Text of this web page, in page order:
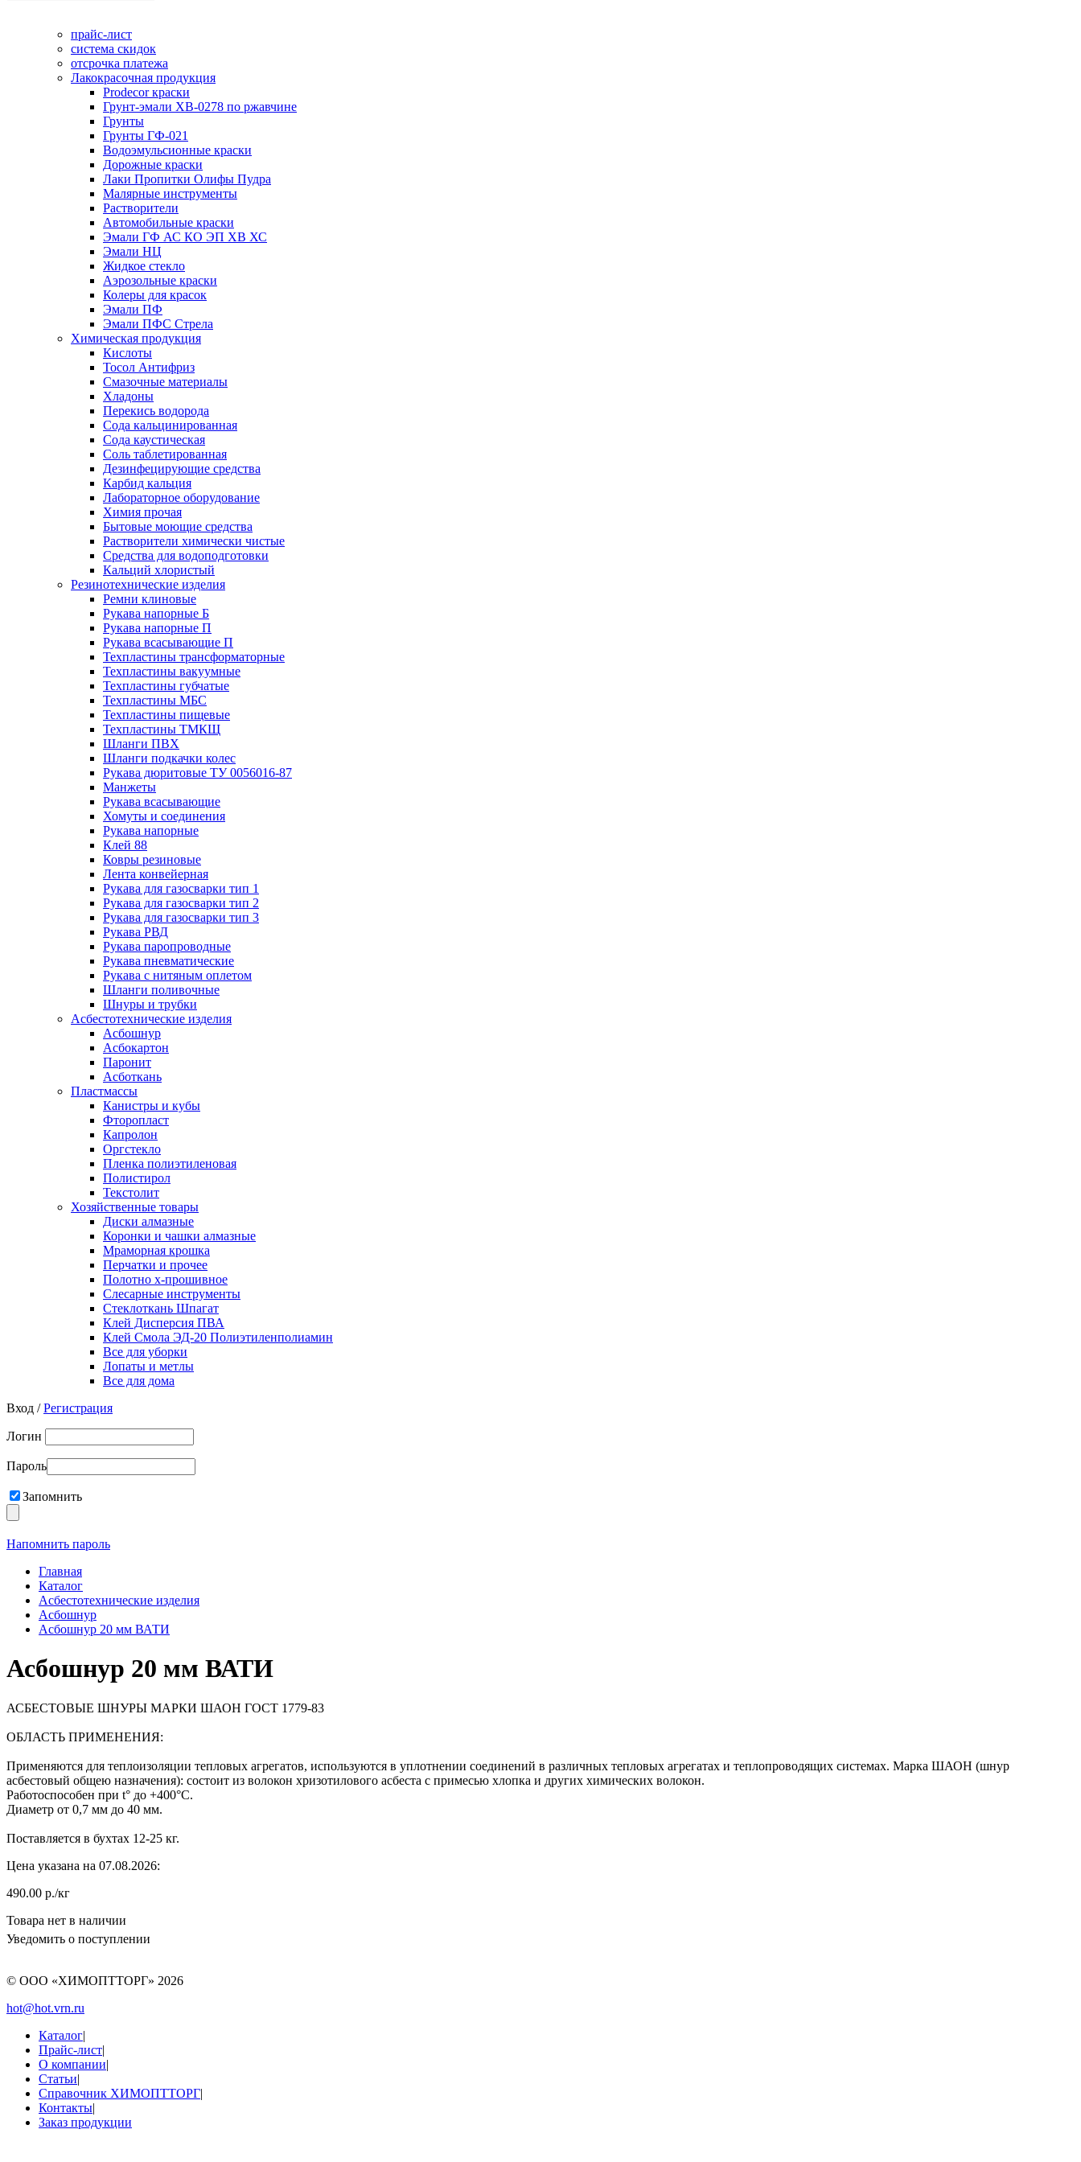
прайс-лист
система скидок
отсрочка платежа
Лакокрасочная продукция
Prodecor краски
Грунт-эмали ХВ-0278 по ржавчине
Грунты
Грунты ГФ-021
Водоэмульсионные краски
Дорожные краски
Лаки Пропитки Олифы Пудра
Малярные инструменты
Растворители
Автомобильные краски
Эмали ГФ АС КО ЭП ХВ ХС
Эмали НЦ
Жидкое стекло
Аэрозольные краски
Колеры для красок
Эмали ПФ
Эмали ПФС Стрела
Химическая продукция
Кислоты
Тосол Антифриз
Смазочные материалы
Хладоны
Перекись водорода
Сода кальцинированная
Сода каустическая
Соль таблетированная
Дезинфецирующие средства
Карбид кальция
Лабораторное оборудование
Химия прочая
Бытовые моющие средства
Растворители химически чистые
Средства для водоподготовки
Кальций хлористый
Резинотехнические изделия
Ремни клиновые
Рукава напорные Б
Рукава напорные П
Рукава всасывающие П
Техпластины трансформаторные
Техпластины вакуумные
Техпластины губчатые
Техпластины МБС
Техпластины пищевые
Техпластины ТМКЩ
Шланги ПВХ
Шланги подкачки колес
Рукава дюритовые ТУ 0056016-87
Манжеты
Рукава всасывающие
Хомуты и соединения
Рукава напорные
Клей 88
Ковры резиновые
Лента конвейерная
Рукава для газосварки тип 1
Рукава для газосварки тип 2
Рукава для газосварки тип 3
Рукава РВД
Рукава паропроводные
Рукава пневматические
Рукава с нитяным оплетом
Шланги поливочные
Шнуры и трубки
Асбестотехнические изделия
Асбошнур
Асбокартон
Паронит
Асботкань
Пластмассы
Канистры и кубы
Фторопласт
Капролон
Оргстекло
Пленка полиэтиленовая
Полистирол
Текстолит
Хозяйственные товары
Диски алмазные
Коронки и чашки алмазные
Мраморная крошка
Перчатки и прочее
Полотно х-прошивное
Слесарные инструменты
Стеклоткань Шпагат
Клей Дисперсия ПВА
Клей Смола ЭД-20 Полиэтиленполиамин
Все для уборки
Лопаты и метлы
Все для дома
Вход /Регистрация
Логин
Пароль
Запомнить
Напомнить пароль
Главная
Каталог
Асбестотехнические изделия
Асбошнур
Асбошнур 20 мм ВАТИ
Асбошнур 20 мм ВАТИ
АСБЕСТОВЫЕ ШНУРЫ МАРКИ ШАОН ГОСТ 1779-83
ОБЛАСТЬ ПРИМЕНЕНИЯ:
Применяются для теплоизоляции тепловых агрегатов, используются в уплотнении соединений в различных тепловых агрегатах и теплопроводящих системах. Марка ШАОН (шнур
асбестовый общею назначения): состоит из волокон хризотилового асбеста с примесью хлопка и других химических волокон.
Работоспособен при t° до +400°С.
Диаметр от 0,7 мм до 40 мм.
Поставляется в бухтах 12-25 кг.
Цена указана на 07.08.2026:
490.00 р./кг
Товара нет в наличии
Уведомить о поступлении
© ООО «ХИМОПТТОРГ» 2026
hot@hot.vrn.ru
Каталог|
Прайс-лист|
О компании|
Статьи|
Справочник ХИМОПТТОРГ|
Контакты|
Заказ продукции